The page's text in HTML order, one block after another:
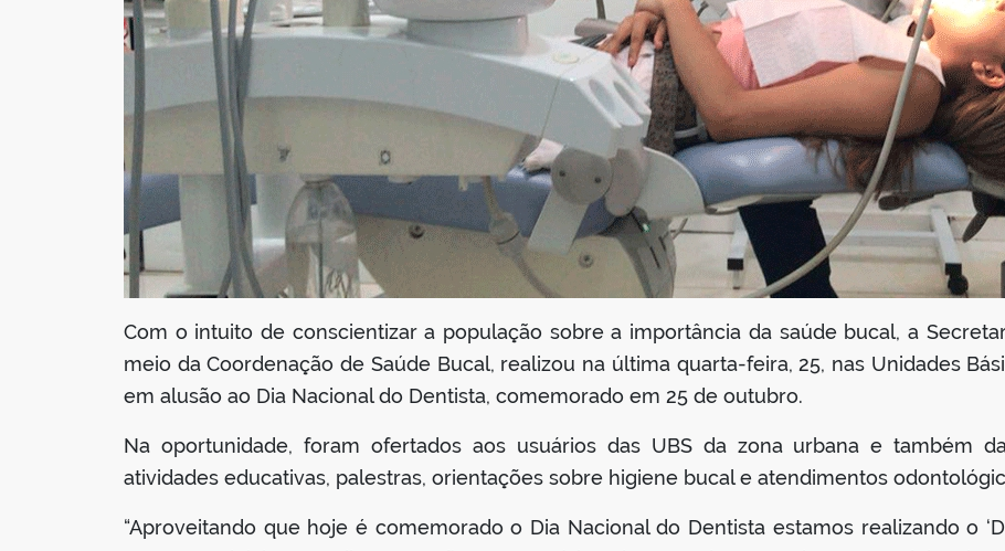
Com o intuito de conscientizar a população sobre a importância da saúde bucal, a
meio da Coordenação de Saúde Bucal, realizou na última quarta-feira, 25, nas Unidades
em alusão ao Dia Nacional do Dentista, comemorado em 25 de outubro.
Na oportunidade, foram ofertados aos usuários das UBS da zona urbana e também
atividades educativas, palestras, orientações sobre higiene bucal e atendimentos
“Aproveitando que hoje é comemorado o Dia Nacional do Dentista estamos realizando o